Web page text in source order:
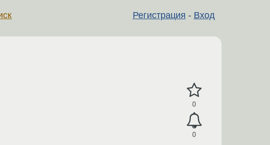
Регистрация - Вход
0
0